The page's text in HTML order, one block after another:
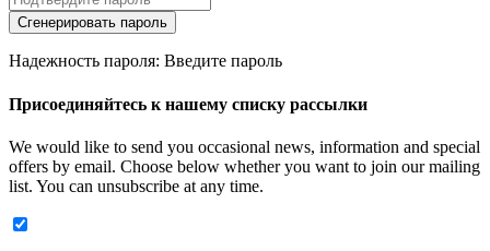
Сгенерировать пароль
Надежность пароля: Введите пароль
Присоединяйтесь к нашему списку рассылки
We would like to send you occasional news, information and special
offers by email. Choose below whether you want to join our mailing
list. You can unsubscribe at any time.